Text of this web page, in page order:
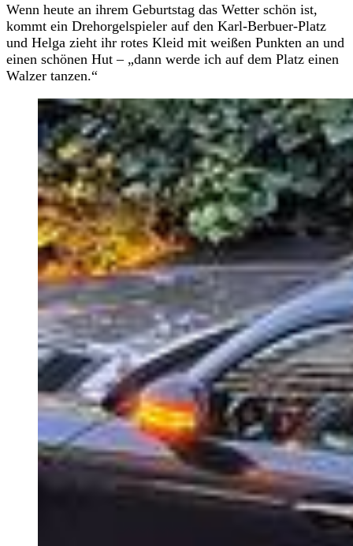
Wenn heute an ihrem Geburtstag das Wetter schön ist,
kommt ein Drehorgelspieler auf den Karl-Berbuer-Platz
und Helga zieht ihr rotes Kleid mit weißen Punkten an und
einen schönen Hut – „dann werde ich auf dem Platz einen
Walzer tanzen.“